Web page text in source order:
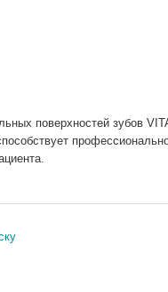
поверхностей зубов